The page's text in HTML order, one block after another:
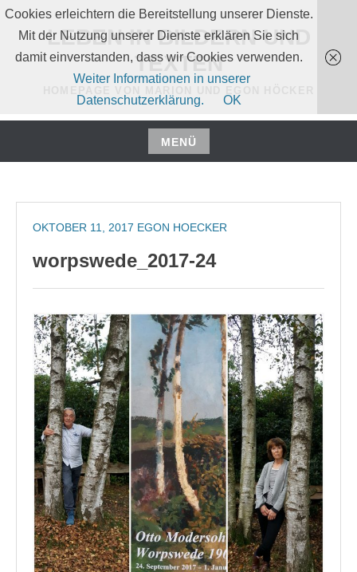
Zum
Inhalt
springen
LEBEN IN BILDERN UND
TEXTEN
MENÜ
Zum
springen
OKTOBER 11, 2017 EGON HOECKER
worpswede_2017-24
Cookies erleichtern die Bereitstellung unserer Dienste.
Mit der Nutzung unserer Dienste erklären Sie sich
damit einverstanden, dass wir Cookies verwenden.
Weiter Informationen in unserer
Datenschutzerklärung.
OK